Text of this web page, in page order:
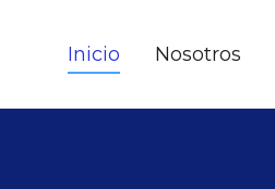
Inicio Nosotros